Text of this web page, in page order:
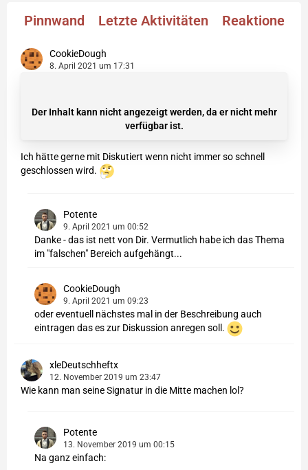
Pinnwand Letzte Aktivitäten Reaktionen
CookieDough
8. April 2021 um 17:31
Der Inhalt kann nicht angezeigt werden, da er nicht mehr
verfügbar ist.
Ich hätte gerne mit Diskutiert wenn nicht immer so schnell
geschlossen wird.
Potente
9. April 2021 um 00:52
Danke - das ist nett von Dir. Vermutlich habe ich das Thema
im "falschen" Bereich aufgehängt...
CookieDough
9. April 2021 um 09:23
oder eventuell nächstes mal in der Beschreibung auch
eintragen das es zur Diskussion anregen soll.
xleDeutschheftx
12. November 2019 um 23:47
Wie kann man seine Signatur in die Mitte machen lol?
Potente
13. November 2019 um 00:15
Na ganz einfach: